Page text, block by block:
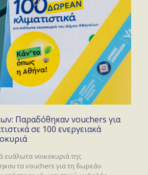
Παραδόθηκαν vouchers για
σε 100 ενεργειακά
ευάλωτα νοικοκυριά της
τα vouchers για τη δωρεάν